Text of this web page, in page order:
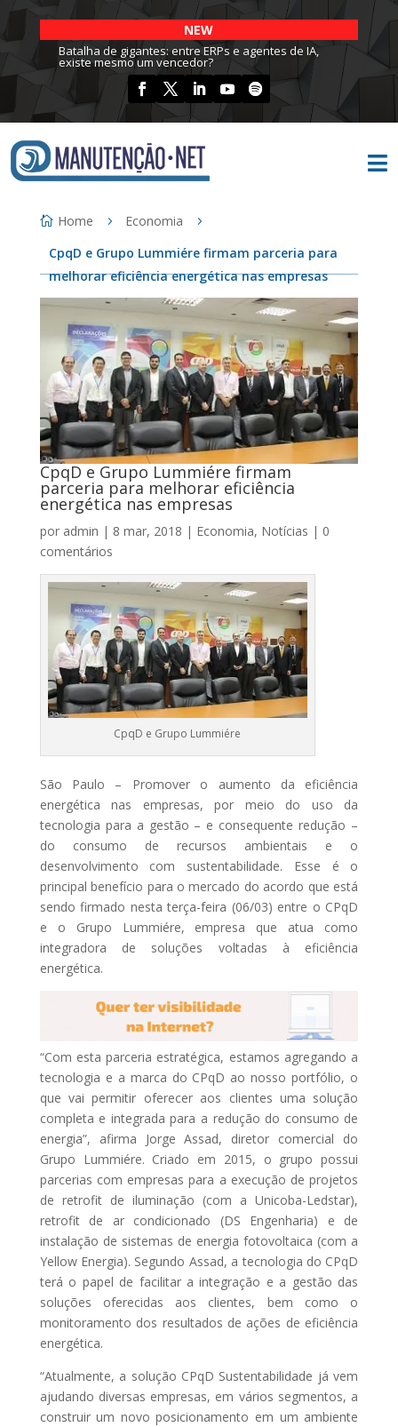
NEW
Batalha de gigantes: entre ERPs e agentes de IA,
existe mesmo um vencedor?

Home
Economia
CpqD e Grupo Lummiére firmam parceria para
melhorar eficiência energética nas empresas
CpqD e Grupo Lummiére firmam
parceria para melhorar eficiência
energética nas empresas
por admin | 8 mar, 2018 | Economia, Notícias | 0
comentários
CpqD e Grupo Lummiére
São Paulo – Promover o aumento da eficiência
energética nas empresas, por meio do uso da
tecnologia para a gestão – e consequente redução –
do consumo de recursos ambientais e o
desenvolvimento com sustentabilidade. Esse é o
principal benefício para o mercado do acordo que está
sendo firmado nesta terça-feira (06/03) entre o CPqD
e o Grupo Lummiére, empresa que atua como
integradora de soluções voltadas à eficiência
energética.
“Com esta parceria estratégica, estamos agregando a
tecnologia e a marca do CPqD ao nosso portfólio, o
que vai permitir oferecer aos clientes uma solução
completa e integrada para a redução do consumo de
energia”, afirma Jorge Assad, diretor comercial do
Grupo Lummiére. Criado em 2015, o grupo possui
parcerias com empresas para a execução de projetos
de retrofit de iluminação (com a Unicoba-Ledstar),
retrofit de ar condicionado (DS Engenharia) e de
instalação de sistemas de energia fotovoltaica (com a
Yellow Energia). Segundo Assad, a tecnologia do CPqD
terá o papel de facilitar a integração e a gestão das
soluções oferecidas aos clientes, bem como o
monitoramento dos resultados de ações de eficiência
energética.
“Atualmente, a solução CPqD Sustentabilidade já vem
ajudando diversas empresas, em vários segmentos, a
construir um novo posicionamento em um ambiente